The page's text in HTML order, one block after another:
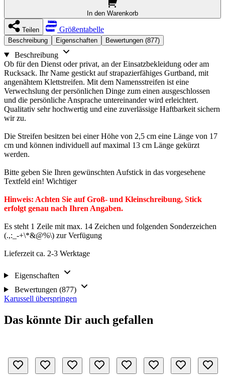
In den Warenkorb
Teilen Größentabelle
Beschreibung Eigenschaften Bewertungen (877)
Beschreibung
Ob für den Dienst oder privat, an der Einsatzbekleidung oder am
Rucksack. Ihr Name gestickt auf strapazierfähiges Gurtband, mit
angenähtem Klettstreifen. Mit dem Namensstreifen ist eine
Verwechslung der persönlichen Dinge zum einen ausgeschlossen
und die persönliche Ansprache untereinander wird erleichtert.
Qualitativ sehr hochwertig und eine zuverlässige Haftbarkeit sichern
wir zu.
Die Streifen besitzen bei einer Höhe von 2,5 cm eine Länge von 17
cm und können individuell auf maximal 13 cm Länge gekürzt
werden.
Bitte geben Sie Ihren gewünschten Aufstick in das vorgesehene
Textfeld ein! Wichtiger
Hinweis: Achten Sie auf Groß- und Kleinschreibung, Stick
erfolgt genau nach Ihren Angaben.
Es steht 1 Zeile mit max. 14 Zeichen und folgenden Sonderzeichen
(.,:_-+\*&@%\) zur Verfügung
Lieferzeit ca. 2-3 Werktage
Eigenschaften
Bewertungen (877)
Karussell überspringen
Das könnte Dir auch gefallen